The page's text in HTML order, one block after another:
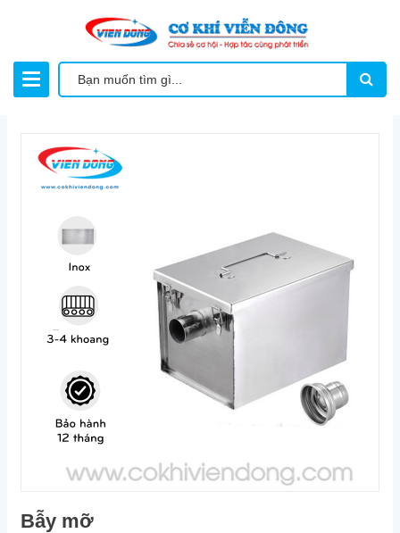
Bẫy mỡ